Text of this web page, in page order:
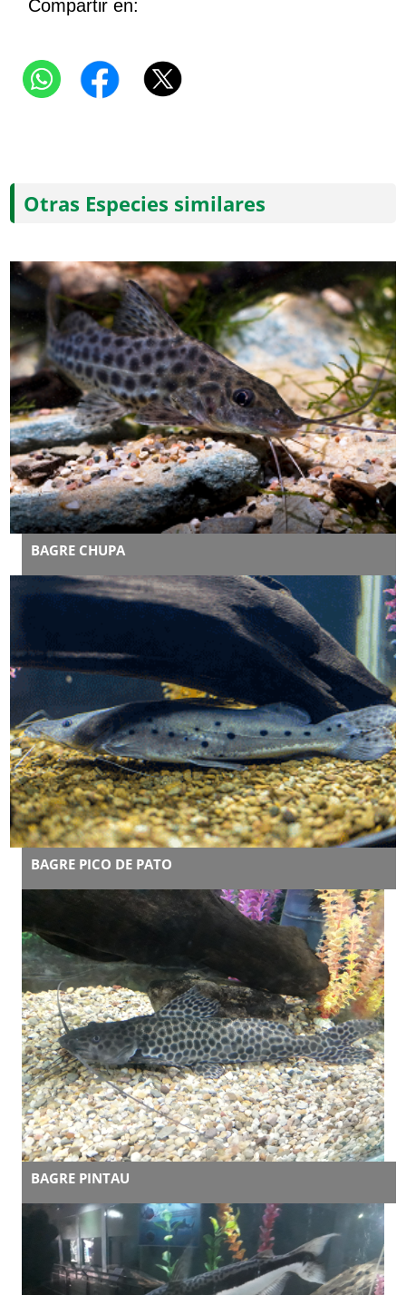
Compartir en:
Otras Especies similares
BAGRE CHUPA
BAGRE PICO DE PATO
BAGRE PINTAU